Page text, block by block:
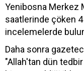
Yenibosna Merkez
saatlerinde çöken 4
incelemelerde
Daha sonra
"Allah'tan dün tedbir